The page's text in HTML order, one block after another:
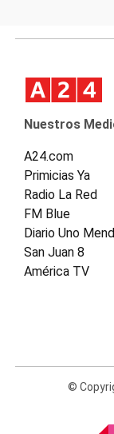
Nuestros
A24.com
Primicias Ya
Radio La Red
FM Blue
Diario Uno
San Juan 8
América TV
©